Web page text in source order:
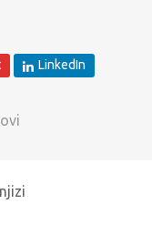
LinkedIn